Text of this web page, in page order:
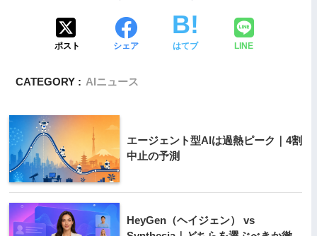
ポスト シェア はてブ LINE
CATEGORY : AIニュース
エージェント型AIは過熱ピーク｜4割
中止の予測
HeyGen（ヘイジェン） vs